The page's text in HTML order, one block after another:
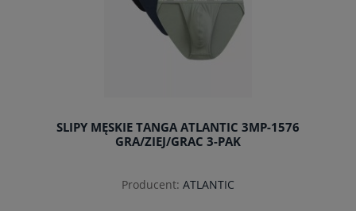
SLIPY MĘSKIE TANGA ATLANTIC 3MP-1576
GRA/ZIEJ/GRAC 3-PAK
Producent: ATLANTIC